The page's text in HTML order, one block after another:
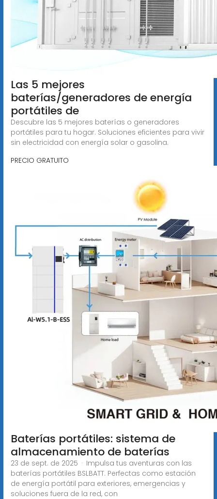
Las 5 mejores
baterías/generadores de energía
portátiles de
Descubre las 5 mejores baterías o generadores
portátiles para tu hogar. Soluciones eficientes para vivir
sin electricidad con energía solar o gasolina.
PRECIO GRATUITO
Baterías portátiles: sistema de
almacenamiento de baterías
23 de sept. de 2025 · Impulsa tus aventuras con las
baterías portátiles BSLBATT. Perfectas como estación
de energía portátil para exteriores, emergencias y
soluciones fuera de la red, con